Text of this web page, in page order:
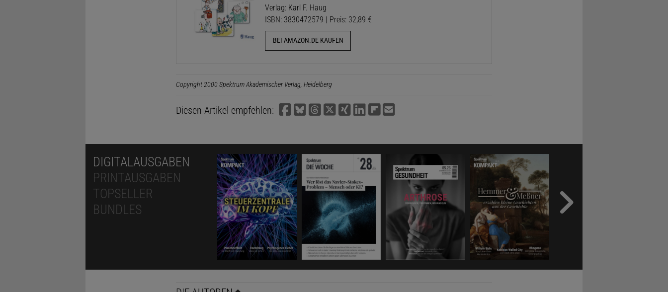
Verlag: Karl F. Haug
ISBN: 3830472579 | Preis: 32,89 €
BEI AMAZON.DE KAUFEN
Copyright 2000 Spektrum Akademischer Verlag, Heidelberg
Diesen Artikel empfehlen:
DIGITALAUSGABEN
PRINTAUSGABEN
TOPSELLER
BUNDLES